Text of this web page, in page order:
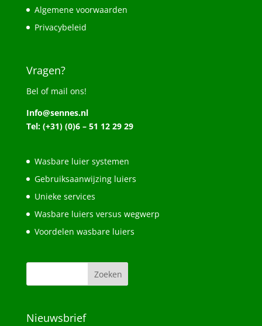
Algemene voorwaarden
Privacybeleid
Vragen?
Bel of mail ons!
Info@sennes.nl
Tel: (+31) (0)6 – 51 12 29 29
Wasbare luier systemen
Gebruiksaanwijzing luiers
Unieke services
Wasbare luiers versus wegwerp
Voordelen wasbare luiers
Nieuwsbrief